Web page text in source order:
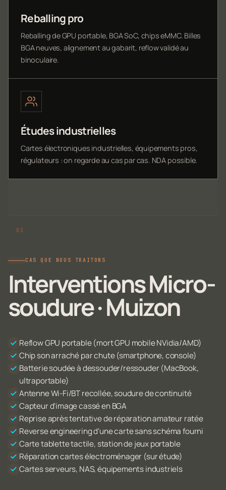
Reballing pro
Reballing de GPU portable, BGA SoC, chips eMMC. Billes
BGA neuves, alignement au gabarit, reflow validé au
binoculaire.
Études industrielles
Cartes électroniques industrielles, équipements pros,
régulateurs : on regarde au cas par cas. NDA possible.
CAS QUE NOUS TRAITONS
Interventions Micro-
soudure · Muizon
Reflow GPU portable (mort GPU mobile NVidia/AMD)
Chip son arraché par chute (smartphone, console)
Batterie soudée à dessouder/ressouder (MacBook,
ultraportable)
Antenne Wi-Fi/BT recollée, soudure de continuité
Capteur d'image cassé en BGA
Reprise après tentative de réparation amateur ratée
Reverse engineering d'une carte sans schéma fourni
Carte tablette tactile, station de jeux portable
Réparation cartes électroménager (sur étude)
Cartes serveurs, NAS, équipements industriels